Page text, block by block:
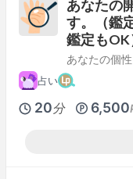
あなたの
す。（鑑
鑑定もOK
あなたの個
占い
20分 6,500